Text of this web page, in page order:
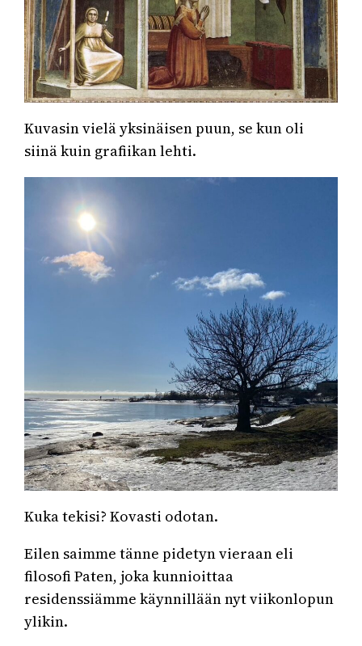
Kuvasin vielä yksinäisen puun, se kun oli
siinä kuin grafiikan lehti.
Kuka tekisi? Kovasti odotan.
Eilen saimme tänne pidetyn vieraan eli
filosofi Paten, joka kunnioittaa
residenssiämme käynnillään nyt viikonlopun
ylikin.